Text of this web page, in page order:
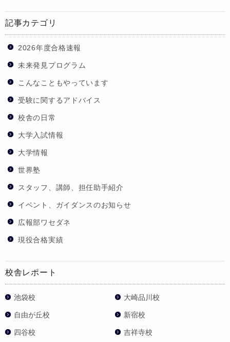
記事カテゴリ
2026年度合格速報
未来発見プログラム
こんなこともやっています
受験に関するアドバイス
校舎の日常
大学入試情報
大学情報
世界塾
スタッフ、講師、担任助手紹介
イベント、ガイダンスのお知らせ
広報部ワセダネ
現役合格実績
校舎レポート
池袋校 大崎品川校
自由が丘校 新宿校
四谷校 吉祥寺校